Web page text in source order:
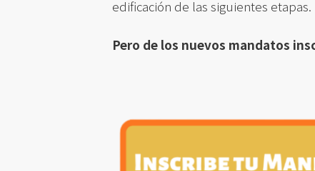
edificación de las siguientes etapas.
Pero de los nuevos mandatos